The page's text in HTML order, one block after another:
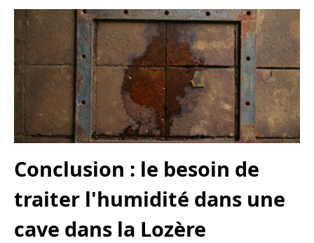
Conclusion : le besoin de
traiter l'humidité dans une
cave dans la Lozère